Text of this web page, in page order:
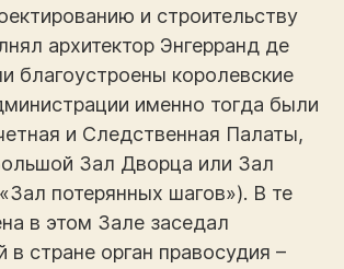
и строительству
архитектор Энгерранд де
благоустроены королевские
именно тогда были
и Следственная Палаты,
Зал Дворца или Зал
потерянных шагов»). В те
в этом Зале заседал
в стране орган правосудия –